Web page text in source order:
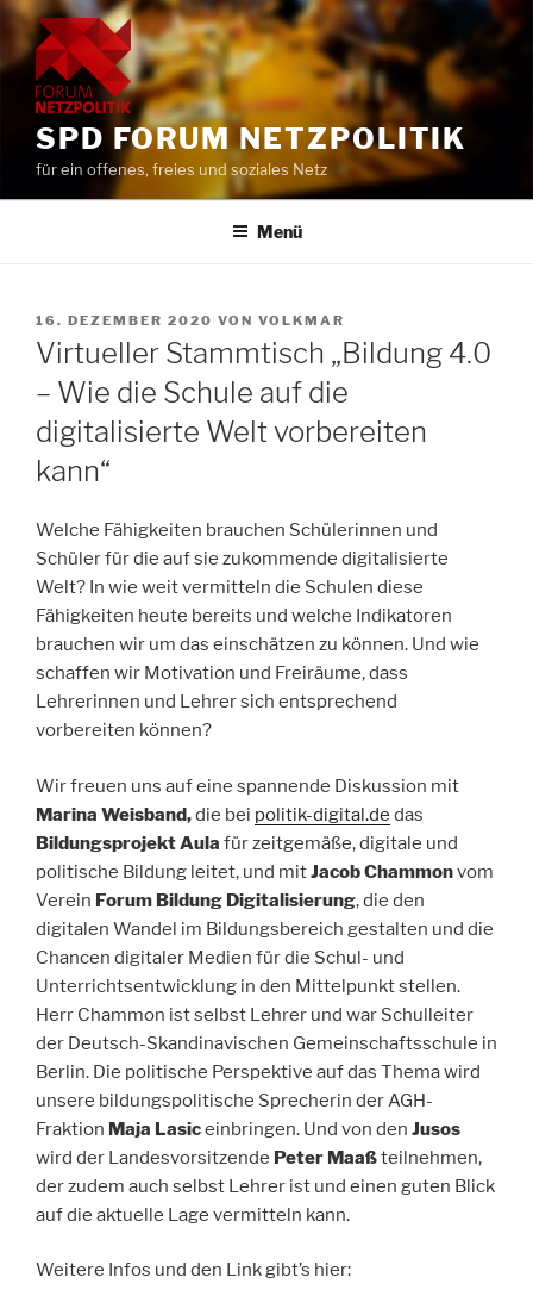
Zum
Inhalt
springen
SPD FORUM NETZPOLITIK
für ein offenes, freies und soziales Netz
Menü
VERÖFFENTLICHT
AM
16. DEZEMBER 2020 VON VOLKMAR
Virtueller Stammtisch „Bildung 4.0
– Wie die Schule auf die
digitalisierte Welt vorbereiten
kann“
Welche Fähigkeiten brauchen Schülerinnen und
Schüler für die auf sie zukommende digitalisierte
Welt? In wie weit vermitteln die Schulen diese
Fähigkeiten heute bereits und welche Indikatoren
brauchen wir um das einschätzen zu können. Und wie
schaffen wir Motivation und Freiräume, dass
Lehrerinnen und Lehrer sich entsprechend
vorbereiten können?
Wir freuen uns auf eine spannende Diskussion mit
Marina Weisband,die bei politik-digital.de das
Bildungsprojekt Aula für zeitgemäße, digitale und
politische Bildung leitet, und mitJacob Chammonvom
Verein Forum Bildung Digitalisierung, die den
digitalen Wandel im Bildungsbereich gestalten und die
Chancen digitaler Medien für die Schul- und
Unterrichtsentwicklung in den Mittelpunkt stellen.
Herr Chammon ist selbst Lehrer und war Schulleiter
der Deutsch-Skandinavischen Gemeinschaftsschule in
Berlin. Die politische Perspektive auf das Thema wird
unsere bildungspolitische Sprecherin der AGH-
Fraktion Maja Lasiceinbringen. Und von den Jusos
wird der Landesvorsitzende Peter Maaßteilnehmen,
der zudem auch selbst Lehrer ist und einen guten Blick
auf die aktuelle Lage vermitteln kann.
Weitere Infos und den Link gibt’s hier: